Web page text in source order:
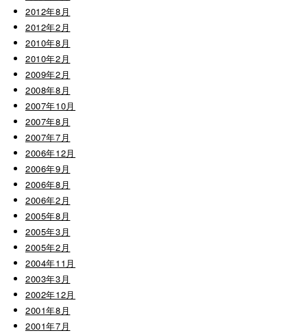
2012年8月
2012年2月
2010年8月
2010年2月
2009年2月
2008年8月
2007年10月
2007年8月
2007年7月
2006年12月
2006年9月
2006年8月
2006年2月
2005年8月
2005年3月
2005年2月
2004年11月
2003年3月
2002年12月
2001年8月
2001年7月